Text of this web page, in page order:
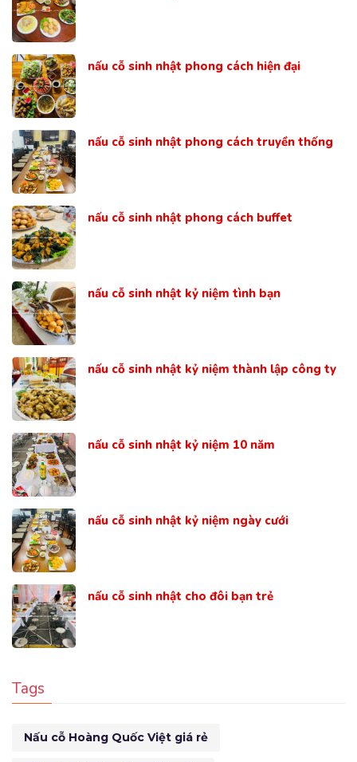
nấu cỗ sinh nhật phong cách hiện đại
nấu cỗ sinh nhật phong cách truyền thống
nấu cỗ sinh nhật phong cách buffet
nấu cỗ sinh nhật kỷ niệm tình bạn
nấu cỗ sinh nhật kỷ niệm thành lập công ty
nấu cỗ sinh nhật kỷ niệm 10 năm
nấu cỗ sinh nhật kỷ niệm ngày cưới
nấu cỗ sinh nhật cho đôi bạn trẻ
Tags
Nấu cỗ Hoàng Quốc Việt giá rẻ